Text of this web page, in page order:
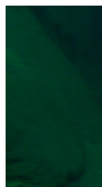
Das
Das